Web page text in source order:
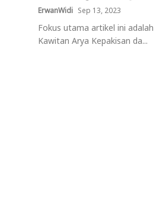
Indonesia
ErwanWidi Sep 13, 2023
Fokus utama artikel ini
Kawitan Arya Kepakisan da...